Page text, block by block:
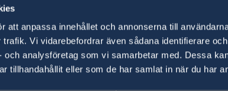
att anpassa innehållet och annonserna till
Vi vidarebefordrar även sådana identifierare
och analysföretag som vi samarbetar med. Dessa
tillhandahållit eller som de har samlat in när du har
Senast uppdaterad 15 dec. 2025, 14.32